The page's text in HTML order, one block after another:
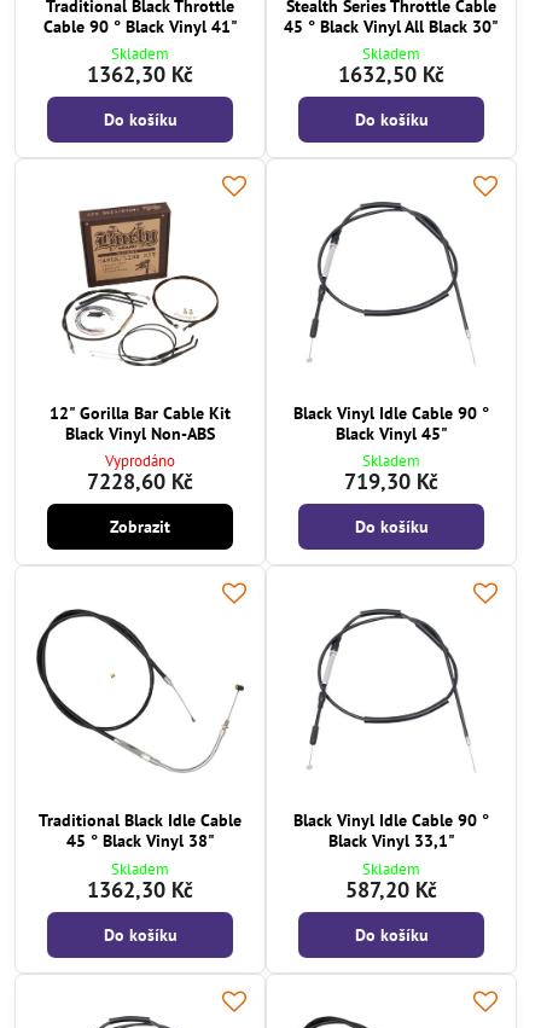
Traditional Black Throttle
Cable 90 ° Black Vinyl 41"
Skladem
1362,30 Kč
Do košíku
Stealth Series Throttle Cable
45 ° Black Vinyl All Black 30"
Skladem
1632,50 Kč
Do košíku
12" Gorilla Bar Cable Kit
Black Vinyl Non-ABS
Vyprodáno
7228,60 Kč
Zobrazit
Black Vinyl Idle Cable 90 °
Black Vinyl 45"
Skladem
719,30 Kč
Do košíku
Traditional Black Idle Cable
45 ° Black Vinyl 38"
Skladem
1362,30 Kč
Do košíku
Black Vinyl Idle Cable 90 °
Black Vinyl 33,1"
Skladem
587,20 Kč
Do košíku